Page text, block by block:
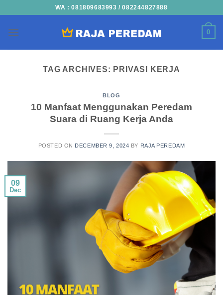
content
WA : 081809683993 / 082244827888
0
TAG ARCHIVES: PRIVASI KERJA
BLOG
10 Manfaat Menggunakan Peredam
Suara di Ruang Kerja Anda
POSTED ON DECEMBER 9, 2024 BY RAJA PEREDAM
09
Dec